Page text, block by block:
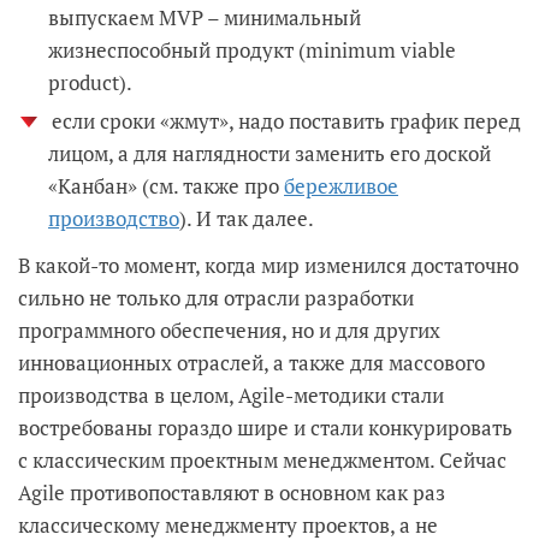
выпускаем MVP – минимальный
жизнеспособный продукт (minimum viable
product).
если сроки «жмут», надо поставить график перед
лицом, а для наглядности заменить его доской
«Канбан» (см. также пробережливое
производство). И так далее.
В какой-то момент, когда мир изменился достаточно
сильно не только для отрасли разработки
программного обеспечения, но и для других
инновационных отраслей, а также для массового
производства в целом, Agile-методики стали
востребованы гораздо шире и стали конкурировать
с классическим проектным менеджментом. Сейчас
Agile противопоставляют в основном как раз
классическому менеджменту проектов, а не